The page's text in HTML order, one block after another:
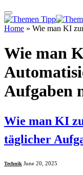
Home » Wie man KI
Wie man
Aufgaben
Wie man KI
täglicher
Technik June 20, 2025